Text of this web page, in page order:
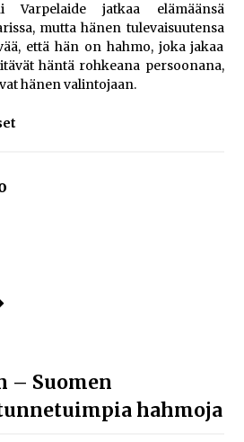
jatkaa elämäänsä
mutta hänen tulevaisuutensa
että hän on hahmo, joka jakaa
häntä rohkeana persoonana,
hänen valintojaan.
– Suomen
hahmoja